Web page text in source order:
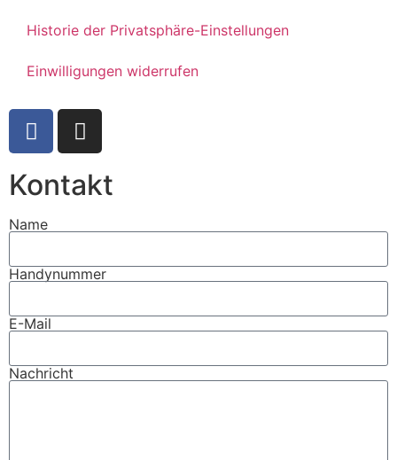
Historie der Privatsphäre-Einstellungen
Einwilligungen widerrufen
Kontakt
Name
Handynummer
E-Mail
Nachricht